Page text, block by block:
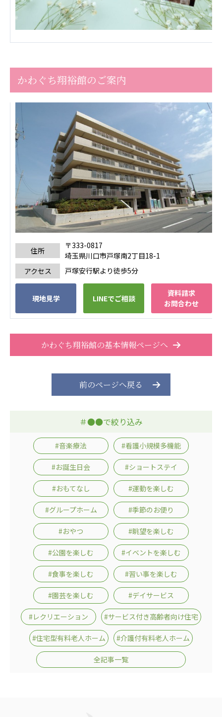
株式会社エネクト 株式会社 G.com R＆M
海外
共生（大連）商務諮詢有限公司
台灣善合股份有限公司
クヴィアン小学校・カンボジア日本友好共生クヴ
ィアン中学校
カンボジア日本友好技術教育センター
NGO共生の家
G-COM JOINT STOCK COMPANY
海外子会社・合弁会社
瀋陽長者会
上海介護施設
広州谷豊園
かわぐち翔裕館のご案内
住所
〒333-0817
埼玉県川口市戸塚南2丁目18-1
アクセス
戸塚安行駅より徒歩5分
現地見学 LINEでご相談
資料請求
お問合わせ
かわぐち翔裕館の基本情報ページへ
前のページへ戻る
＃●●で絞り込み
#音楽療法 #看護小規模多機能
#お誕生日会 #ショートステイ
#おもてなし #運動を楽しむ
#グループホーム #季節のお便り
#おやつ #眺望を楽しむ
#公園を楽しむ #イベントを楽しむ
#食事を楽しむ #習い事を楽しむ
#園芸を楽しむ #デイサービス
#レクリエーション #サービス付き高齢者向け住宅
#住宅型有料老人ホーム #介護付有料老人ホーム
全記事一覧